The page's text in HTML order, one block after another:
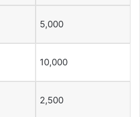
5,000
10,000
2,500